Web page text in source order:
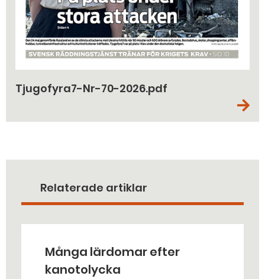
Tjugofyra7-Nr-70-2026.pdf
Relaterade artiklar
Många lärdomar efter
kanotolycka